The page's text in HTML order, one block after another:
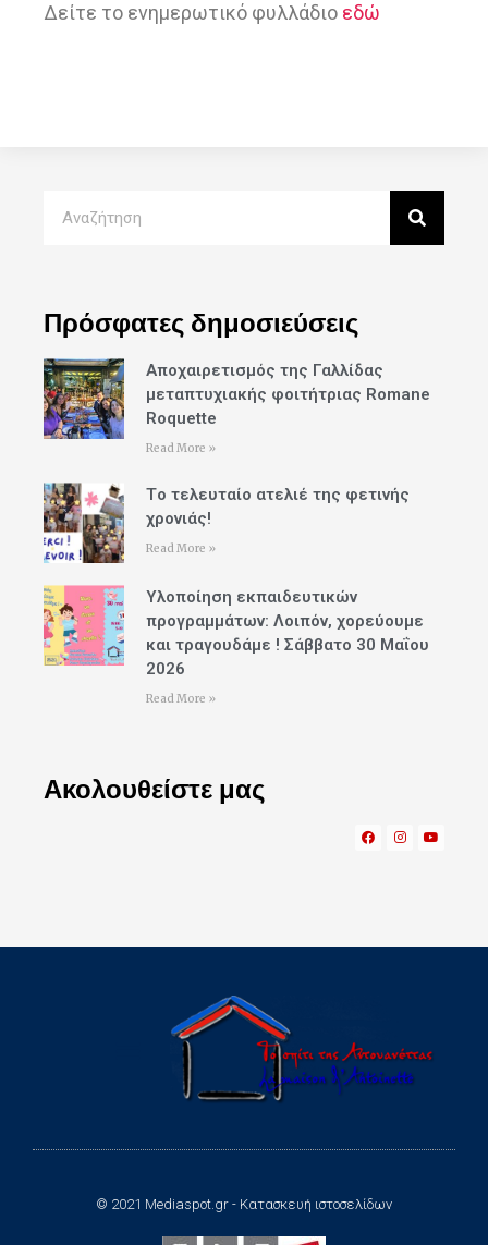
Δείτε το ενημερωτικό φυλλάδιο εδώ
Πρόσφατες δημοσιεύσεις
Αποχαιρετισμός της Γαλλίδας
μεταπτυχιακής φοιτήτριας Romane
Roquette
Read More »
Tο τελευταίο ατελιέ της φετινής
χρονιάς!
Read More »
Υλοποίηση εκπαιδευτικών
προγραμμάτων: Λοιπόν, χορεύουμε
και τραγουδάμε ! Σάββατο 30 Μαΐου
2026
Read More »
Ακολουθείστε μας
© 2021 Mediaspot.gr - Κατασκευή ιστοσελίδων